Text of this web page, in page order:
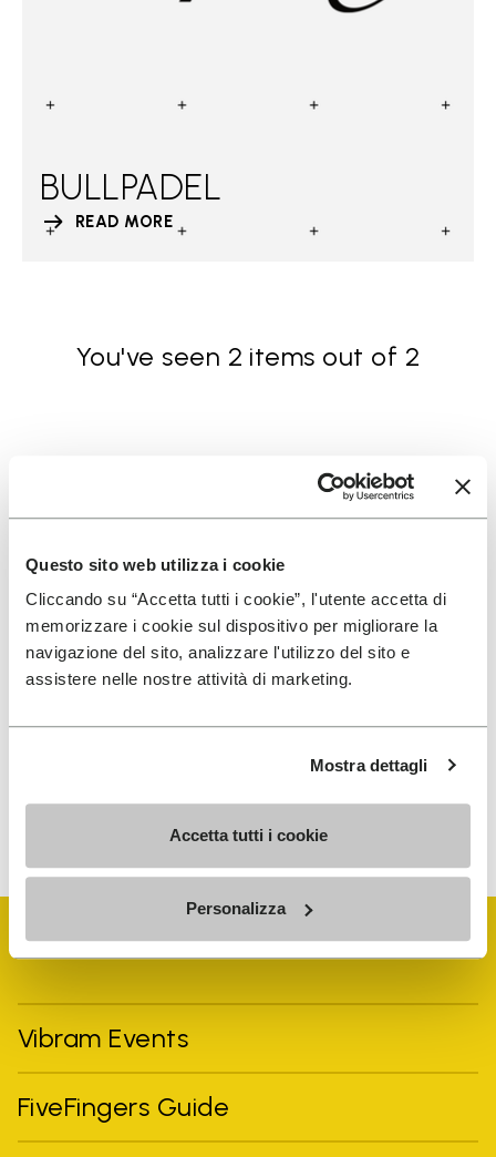
Questo sito web utilizza i cookie
Cliccando su “Accetta tutti i cookie”, l'utente accetta di
memorizzare i cookie sul dispositivo per migliorare la
navigazione del sito, analizzare l'utilizzo del sito e
assistere nelle nostre attività di marketing.
Mostra dettagli
Accetta tutti i cookie
Personalizza
BULLPADEL
READ MORE
You've seen 2 items out of 2
SIGN UP AND DON'T MISS OUR LATEST DROPS
I have read Vibram'sPrivacy Policyand agree to
can unsubscribe at any time.
Vibram Events
FiveFingers Guide